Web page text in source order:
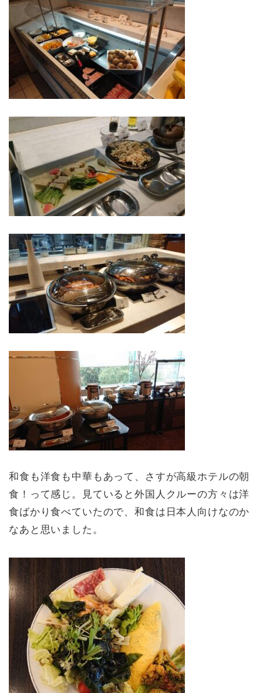
和食も洋食も中華もあって、さすが高級ホテルの朝
食！って感じ。見ていると外国人クルーの方々は洋
食ばかり食べていたので、和食は日本人向けなのか
なあと思いました。